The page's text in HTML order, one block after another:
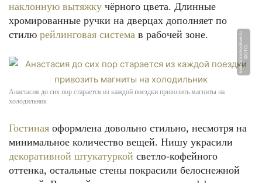
наклонную вытяжку чёрного цвета. Длинные
хромированные ручки на дверцах дополняет по
стилю рейлинговая система в рабочей зоне.
Ф
О
Т
О:
k
v
a
r
ti
r
a
v
m
o
s
k
v
e.
r
u
Анастасия до сих пор старается из каждой поездки привозить магниты на
холодильник
Гостиная оформлена довольно стильно, несмотря на
минимальное количество вещей. Нишу украсили
декоративной штукатуркой светло-кофейного
оттенка, остальные стены покрасили белоснежной